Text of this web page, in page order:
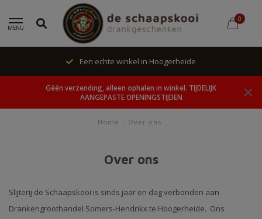
MENU
0
Een echte winkel in Hoogerheide
Géén verzending, alleen ophalen in winkel. TIJDELIJK
AANGEPASTE OPENINGSTIJDEN
Home Over ons
Over ons
Slijterij de Schaapskooi is sinds jaar en dag verbonden aan
Drankengroothandel Somers-Hendrikx te Hoogerheide. Ons